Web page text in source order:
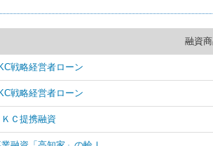
融資
戦略経営者ローン
戦略経営者ローン
Ｃ提携融資